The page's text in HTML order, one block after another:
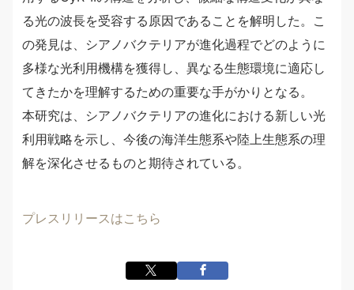
る光の波長を受容する原因であることを解明した。こ
の発見は、シアノバクテリアが進化過程でどのように
多様な光利用機構を獲得し、異なる生態環境に適応し
てきたかを理解するための重要な手がかりとなる。
本研究は、シアノバクテリアの進化における新しい光
利用戦略を示し、今後の海洋生態系や陸上生態系の理
解を深化させるものと期待されている。
プレスリリースはこちら